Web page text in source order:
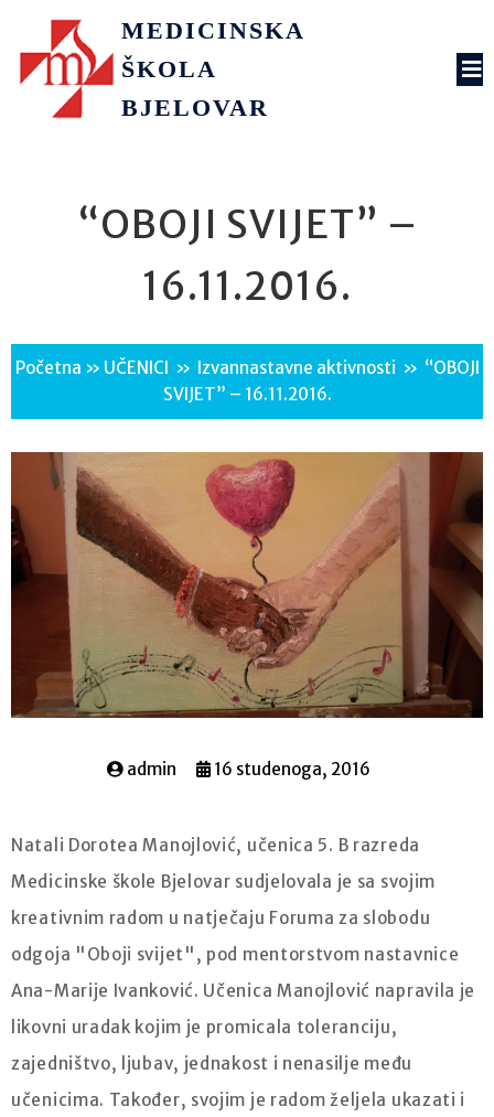
MEDICINSKA
ŠKOLA
BJELOVAR
“OBOJI SVIJET” –
16.11.2016.
Početna » UČENICI » Izvannastavne aktivnosti » “OBOJI
SVIJET” – 16.11.2016.
admin 16 studenoga, 2016
Natali Dorotea Manojlović, učenica 5. B razreda
Medicinske škole Bjelovar sudjelovala je sa svojim
kreativnim radom u natječaju Foruma za slobodu
odgoja "Oboji svijet", pod mentorstvom nastavnice
Ana-Marije Ivanković. Učenica Manojlović napravila je
likovni uradak kojim je promicala toleranciju,
zajedništvo, ljubav, jednakost i nenasilje među
učenicima. Također, svojim je radom željela ukazati i